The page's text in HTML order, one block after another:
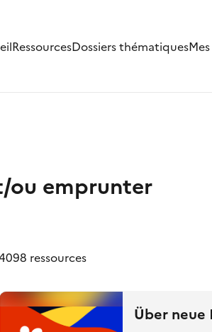
RessourcesDossiers thématiques
ou emprunter
ressources
Über neue